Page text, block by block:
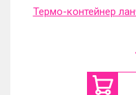
Термо-контейнер